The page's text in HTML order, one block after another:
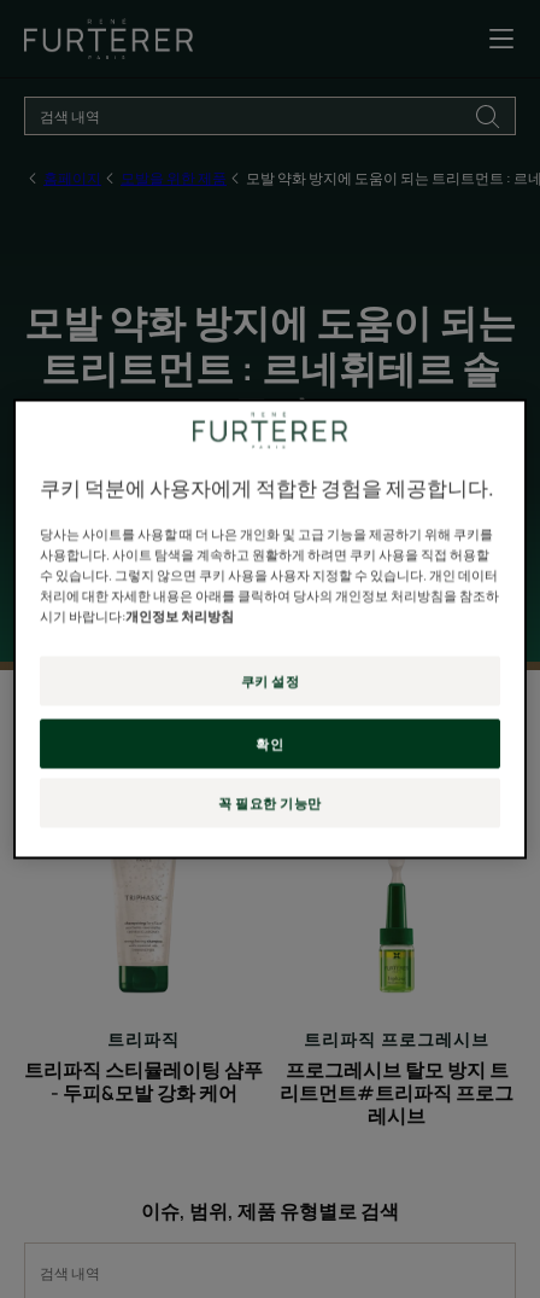
홈페이지 모발을 위한 제품 모발 약화 방지에 도움이 되는 트리트먼트 : 르
모발 약화 방지에 도움이 되는
트리트먼트 : 르네휘테르 솔
루션
에 특화된 자연 유래 추출물을 활용한 솔루션을 정기적으로
활용한다면, 모발 약화를 케어할 수 있습니다.
2 결과 "모발 약화 방지에 도움이 되는 트리
트먼트 : 르네휘테르 솔루션"
스
티
뮬
레
팅
샴
푸
피
&
트리파직
트리파직 스티뮬레이팅 샴푸
- 두피&모발 강화 케어
레
시
브
탈
모
지
트
리
#
트리파직 프로그레시브
프로그레시브 탈모 방지 트
리트먼트#트리파직 프로그
레시브
이슈, 범위, 제품 유형별로 검색
쿠키 덕분에 사용자에게 적합한 경험을 제공합니다.
당사는 사이트를 사용할 때 더 나은 개인화 및 고급 기능을 제공하기 위해 쿠키를
사용합니다. 사이트 탐색을 계속하고 원활하게 하려면 쿠키 사용을 직접 허용할
수 있습니다. 그렇지 않으면 쿠키 사용을 사용자 지정할 수 있습니다. 개인 데이터
처리에 대한 자세한 내용은 아래를 클릭하여 당사의 개인정보 처리방침을 참조하
시기 바랍니다:개인정보 처리방침
쿠키 설정
꼭 필요한 기능만
확인